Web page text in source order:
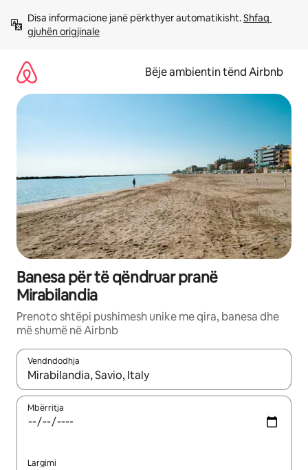
përmbajtja
Disa informacione janë përkthyer automatikisht. Shfaq
gjuhën origjinale
Bëje ambientin tënd Airbnb
Banesa për të qëndruar pranë
Mirabilandia
Prenoto shtëpi pushimesh unike me qira, banesa dhe
më shumë në Airbnb
Vendndodhja
Kur rezultatet të jenë të disponueshme, lëviz me butonat e
Mbërritja
Largimi